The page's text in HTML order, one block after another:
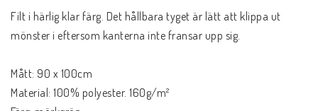
Filt i härlig klar färg. Det hållbara tyget är lätt att klippa ut
mönster i eftersom kanterna inte fransar upp sig.
Mått: 90 x 100cm
Material: 100% polyester. 160g/m²